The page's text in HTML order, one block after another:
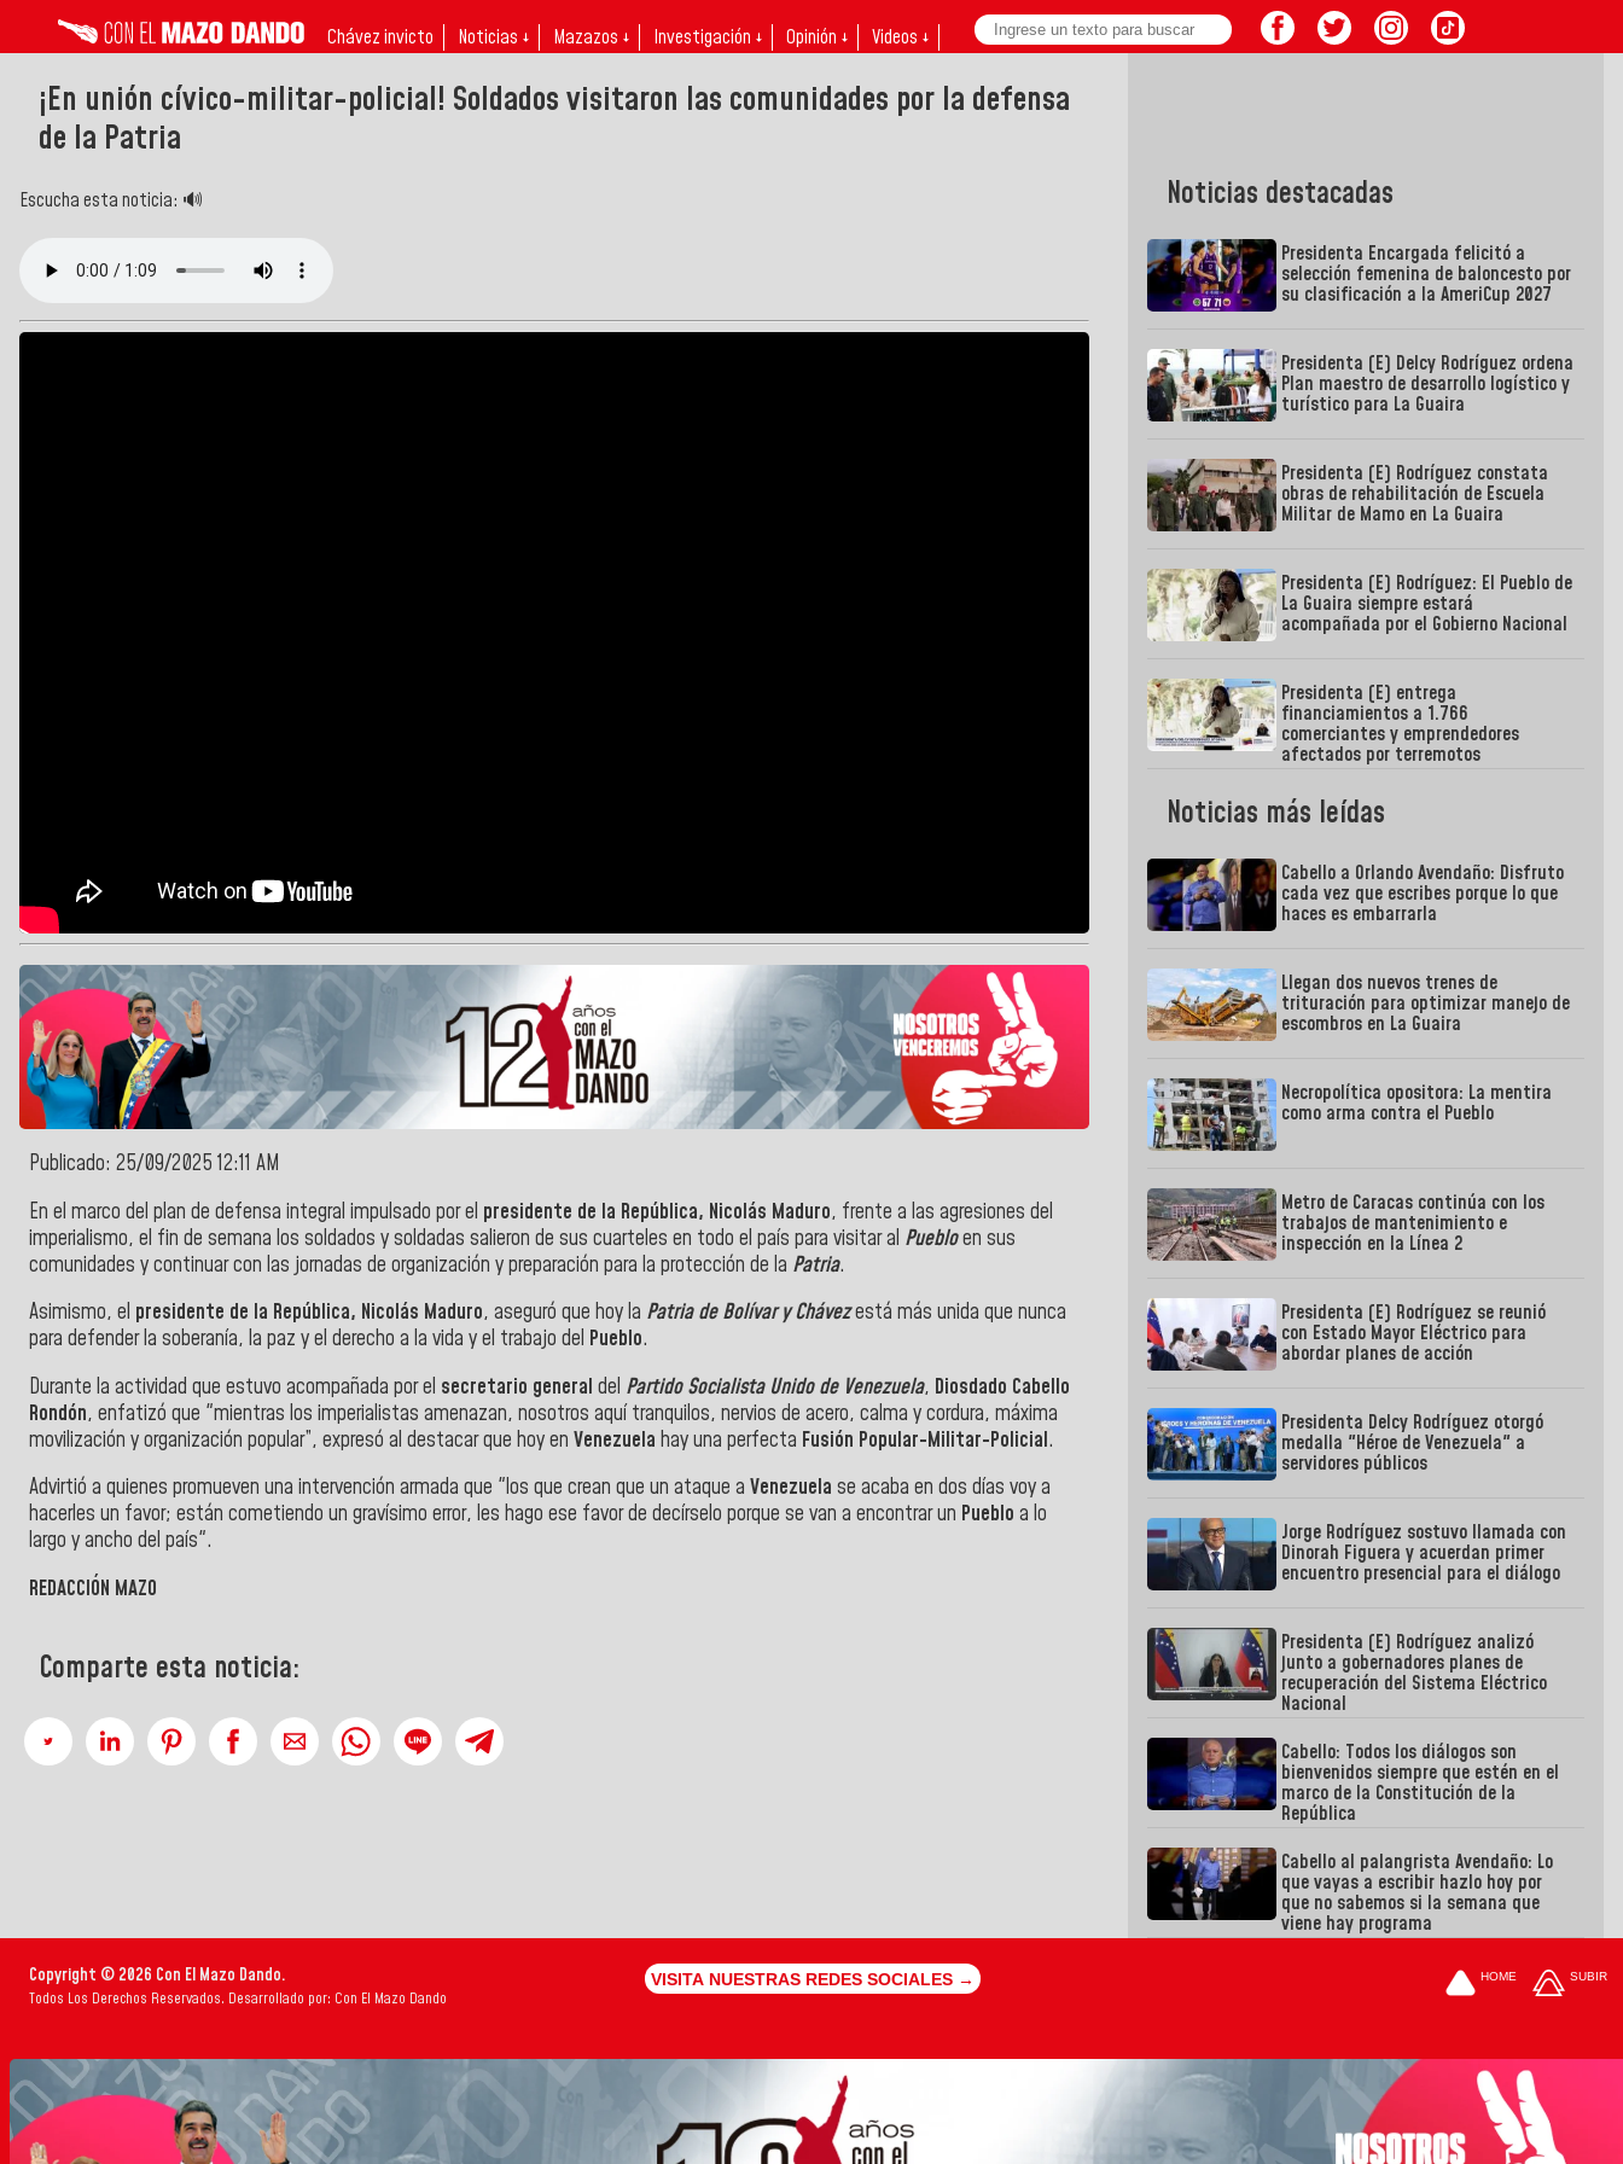
Chávez invicto Noticias ↓ Mazazos ↓ Investigación ↓ Opinión ↓ Videos ↓
¡En unión cívico-militar-policial! Soldados visitaron las comunidades por la defensa
de la Patria
Escucha esta noticia: 🔊
Publicado: 25/09/2025 12:11 AM
En el marco del plan de defensa integral impulsado por el presidente de la República, Nicolás Maduro, frente a las agresiones del
imperialismo, el fin de semana los soldados y soldadas salieron de sus cuarteles en todo el país para visitar al Puebloen sus
comunidades y continuar con las jornadas de organización y preparación para la protección de la Patria.
Asimismo, el presidente de la República, Nicolás Maduro, aseguró que hoy la Patria de Bolívar y Chávezestá más unida que nunca
para defender la soberanía, la paz y el derecho a la vida y el trabajo del Pueblo.
Durante la actividad que estuvo acompañada por el secretario general del Partido Socialista Unido de Venezuela, Diosdado Cabello
Rondón, enfatizó que "mientras los imperialistas amenazan, nosotros aquí tranquilos, nervios de acero, calma y cordura, máxima
movilización y organización popular”, expresó al destacar que hoy en Venezuela hay una perfecta Fusión Popular-Militar-Policial.
Advirtió a quienes promueven una intervención armada que "los que crean que un ataque a Venezuela se acaba en dos días voy a
hacerles un favor; están cometiendo un gravísimo error, les hago ese favor de decírselo porque se van a encontrar un Pueblo a lo
largo y ancho del país".
REDACCIÓN MAZO
Comparte esta noticia:
Noticias destacadas
Presidenta Encargada felicitó a
selección femenina de baloncesto por
su clasificación a la AmeriCup 2027
Presidenta (E) Delcy Rodríguez ordena
Plan maestro de desarrollo logístico y
turístico para La Guaira
Presidenta (E) Rodríguez constata
obras de rehabilitación de Escuela
Militar de Mamo en La Guaira
Presidenta (E) Rodríguez: El Pueblo de
La Guaira siempre estará
acompañada por el Gobierno Nacional
Presidenta (E) entrega
financiamientos a 1.766
comerciantes y emprendedores
afectados por terremotos
Noticias más leídas
Cabello a Orlando Avendaño: Disfruto
cada vez que escribes porque lo que
haces es embarrarla
Llegan dos nuevos trenes de
trituración para optimizar manejo de
escombros en La Guaira
Necropolítica opositora: La mentira
como arma contra el Pueblo
Metro de Caracas continúa con los
trabajos de mantenimiento e
inspección en la Línea 2
Presidenta (E) Rodríguez se reunió
con Estado Mayor Eléctrico para
abordar planes de acción
Presidenta Delcy Rodríguez otorgó
medalla "Héroe de Venezuela" a
servidores públicos
Jorge Rodríguez sostuvo llamada con
Dinorah Figuera y acuerdan primer
encuentro presencial para el diálogo
Presidenta (E) Rodríguez analizó
junto a gobernadores planes de
recuperación del Sistema Eléctrico
Nacional
Cabello: Todos los diálogos son
bienvenidos siempre que estén en el
marco de la Constitución de la
República
Cabello al palangrista Avendaño: Lo
que vayas a escribir hazlo hoy por
que no sabemos si la semana que
viene hay programa
Copyright © 2026 Con El Mazo Dando.
Todos Los Derechos Reservados. Desarrollado por: Con El Mazo Dando
VISITA NUESTRAS REDES SOCIALES → HOME SUBIR